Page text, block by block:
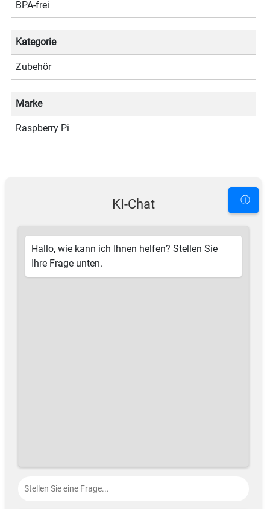
BPA-frei
Kategorie
Zubehör
Marke
Raspberry Pi
KI-Chat ⓘ
Hallo, wie kann ich Ihnen helfen? Stellen Sie
Ihre Frage unten.